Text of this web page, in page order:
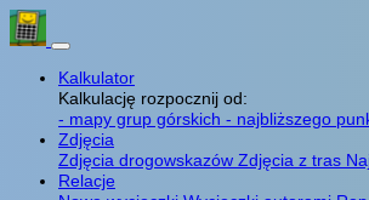
Kalkulator
Kalkulację rozpocznij od:
- mapy grup górskich - najbliższego
Zdjęcia
Zdjęcia drogowskazów Zdjęcia z tras
Relacje